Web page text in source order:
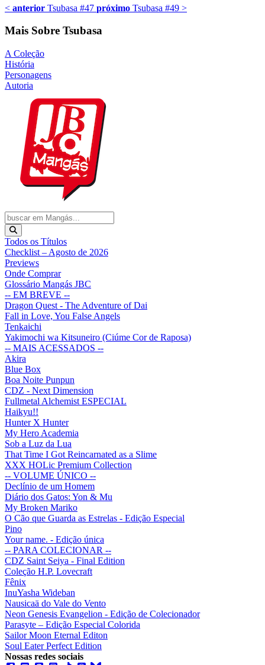
< anterior Tsubasa #47 próximo Tsubasa #49 >
Mais Sobre Tsubasa
A Coleção
História
Personagens
Autoria
Todos os Títulos
Checklist – Agosto de 2026
Previews
Onde Comprar
Glossário Mangás JBC
-- EM BREVE --
Dragon Quest - The Adventure of Dai
Fall in Love, You False Angels
Tenkaichi
Yakimochi wa Kitsuneiro (Ciúme Cor de Raposa)
-- MAIS ACESSADOS --
Akira
Blue Box
Boa Noite Punpun
CDZ - Next Dimension
Fullmetal Alchemist ESPECIAL
Haikyu!!
Hunter X Hunter
My Hero Academia
Sob a Luz da Lua
That Time I Got Reincarnated as a Slime
XXX HOLic Premium Collection
-- VOLUME ÚNICO --
Declínio de um Homem
Diário dos Gatos: Yon & Mu
My Broken Mariko
O Cão que Guarda as Estrelas - Edição Especial
Pino
Your name. - Edição única
-- PARA COLECIONAR --
CDZ Saint Seiya - Final Edition
Coleção H.P. Lovecraft
Fênix
InuYasha Wideban
Nausicaä do Vale do Vento
Neon Genesis Evangelion - Edição de Colecionador
Parasyte – Edição Especial Colorida
Sailor Moon Eternal Editon
Soul Eater Perfect Edition
Nossas redes sociais